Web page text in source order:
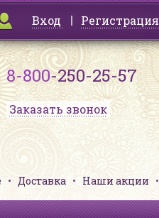
Вход Регистрация
8-800-250-25-57
Заказать звонок
Доставка Наши акции